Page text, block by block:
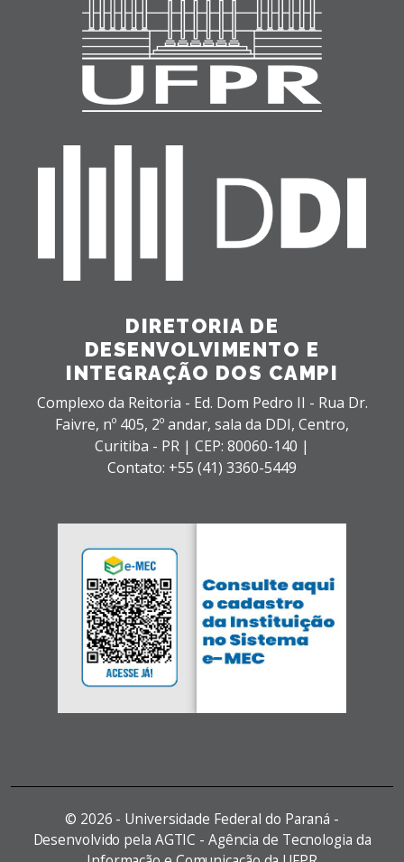
DIRETORIA DE
DESENVOLVIMENTO E
INTEGRAÇÃO DOS CAMPI
Complexo da Reitoria - Ed. Dom Pedro II - Rua Dr.
Faivre, nº 405, 2º andar, sala da DDI, Centro,
Curitiba - PR | CEP: 80060-140 |
Contato: +55 (41) 3360-5449
© 2026 - Universidade Federal do Paraná -
Desenvolvido pela AGTIC - Agência de Tecnologia da